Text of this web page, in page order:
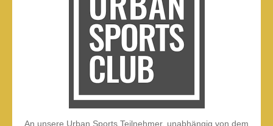
An unsere Urban Sports Teilnehmer, unabhängig von dem